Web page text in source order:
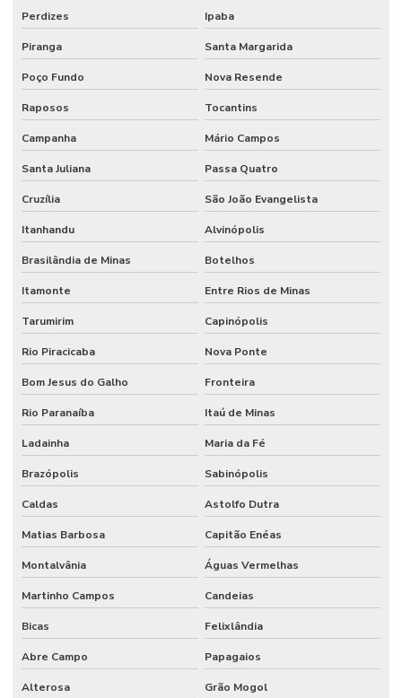
Perdizes Ipaba
Piranga Santa Margarida
Poço Fundo Nova Resende
Raposos Tocantins
Campanha Mário Campos
Santa Juliana Passa Quatro
Cruzília São João Evangelista
Itanhandu Alvinópolis
Brasilândia de Minas Botelhos
Itamonte Entre Rios de Minas
Tarumirim Capinópolis
Rio Piracicaba Nova Ponte
Bom Jesus do Galho Fronteira
Rio Paranaíba Itaú de Minas
Ladainha Maria da Fé
Brazópolis Sabinópolis
Caldas Astolfo Dutra
Matias Barbosa Capitão Enéas
Montalvânia Águas Vermelhas
Martinho Campos Candeias
Bicas Felixlândia
Abre Campo Papagaios
Alterosa Grão Mogol